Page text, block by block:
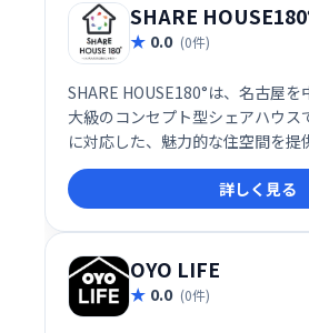
SHARE
0.0 (0件)
SHARE HOUSE180°は、名古屋
大級のコンセプト型シェアハウス
に対応した、魅力的な住空間を提
詳しく見る
OYO LIFE
0.0 (0件)